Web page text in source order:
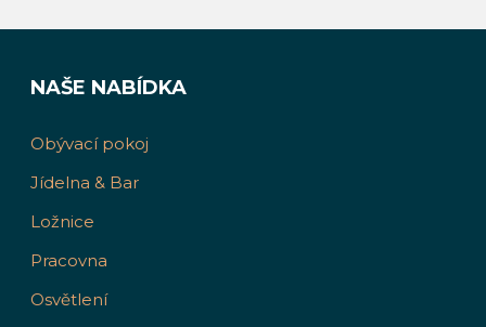
NAŠE NABÍDKA
Obývací pokoj
Jídelna & Bar
Ložnice
Pracovna
Osvětlení